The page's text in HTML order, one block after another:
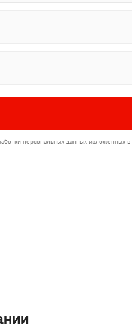
персональных данных изложенных в